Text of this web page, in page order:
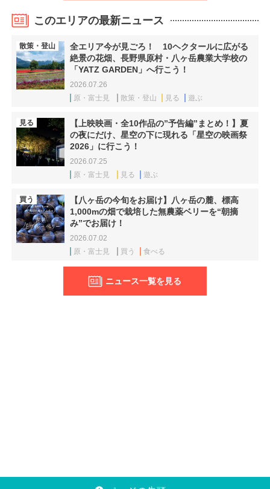
このエリアの最新ニュース
散策・登山
全エリア今が見ごろ！ 10ヘクタールに広がる
絶景の花畑、長野県原村・八ヶ岳農業大学校の
「YATZ GARDEN」へ行こう！
2026.07.26
原・富士見
散策・登山 見る 遊ぶ
見る
【上映映画・全10作品の”予告編”まとめ！】夏
の夜にだけ、星空の下に現れる「星空の映画祭
2026」に行こう！
2026.07.25
原・富士見
見る 遊ぶ
買う
【八ヶ岳の今旬をお届け】八ヶ岳の麓、標高
1,000mの畑で栽培した無農薬ベリーを“朝摘
み”でお届け！
2026.07.02
原・富士見
買う 食べる
ニュース一覧を見る